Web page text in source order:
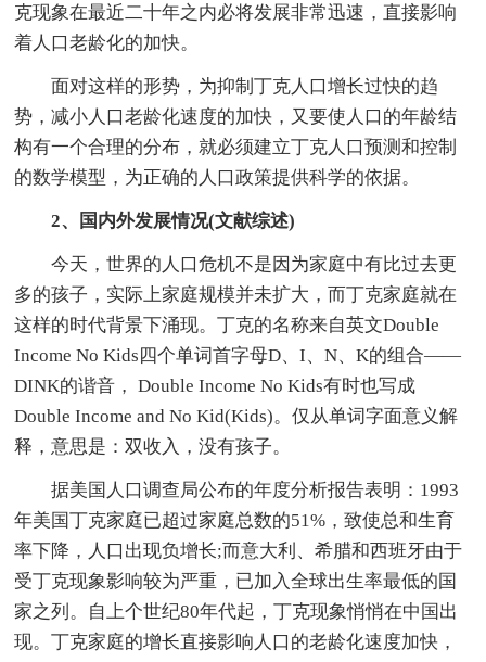
克现象在最近二十年之内必将发展非常迅速，直接影响
着人口老龄化的加快。
面对这样的形势，为抑制丁克人口增长过快的趋
势，减小人口老龄化速度的加快，又要使人口的年龄结
构有一个合理的分布，就必须建立丁克人口预测和控制
的数学模型，为正确的人口政策提供科学的依据。
2、国内外发展情况(文献综述)
今天，世界的人口危机不是因为家庭中有比过去更
多的孩子，实际上家庭规模并未扩大，而丁克家庭就在
这样的时代背景下涌现。丁克的名称来自英文Double
Income No Kids四个单词首字母D、I、N、K的组合——
DINK的谐音， Double Income No Kids有时也写成
Double Income and No Kid(Kids)。仅从单词字面意义解
释，意思是：双收入，没有孩子。
据美国人口调查局公布的年度分析报告表明：1993
年美国丁克家庭已超过家庭总数的51%，致使总和生育
率下降，人口出现负增长;而意大利、希腊和西班牙由于
受丁克现象影响较为严重，已加入全球出生率最低的国
家之列。自上个世纪80年代起，丁克现象悄悄在中国出
现。丁克家庭的增长直接影响人口的老龄化速度加快，